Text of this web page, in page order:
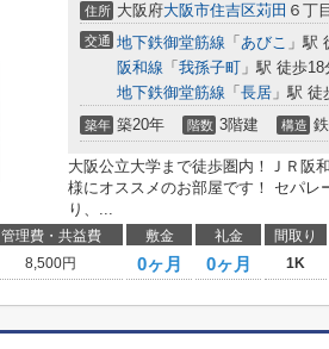
住所 大阪府大阪市住吉区苅田 ６丁目
交通 地下鉄御堂筋線 「 あびこ 」駅
阪和線 「 我孫子町 」駅 徒歩18
地下鉄御堂筋線 「 長居 」駅 徒
築年 築20年 階数 3階建 構造
大阪公立大学まで徒歩圏内！ＪＲ阪
様にオススメのお部屋です！ セパレ
り、...
管理費・共益費 敷金 礼金 間取り
8,500円 0ヶ月 0ヶ月 1K